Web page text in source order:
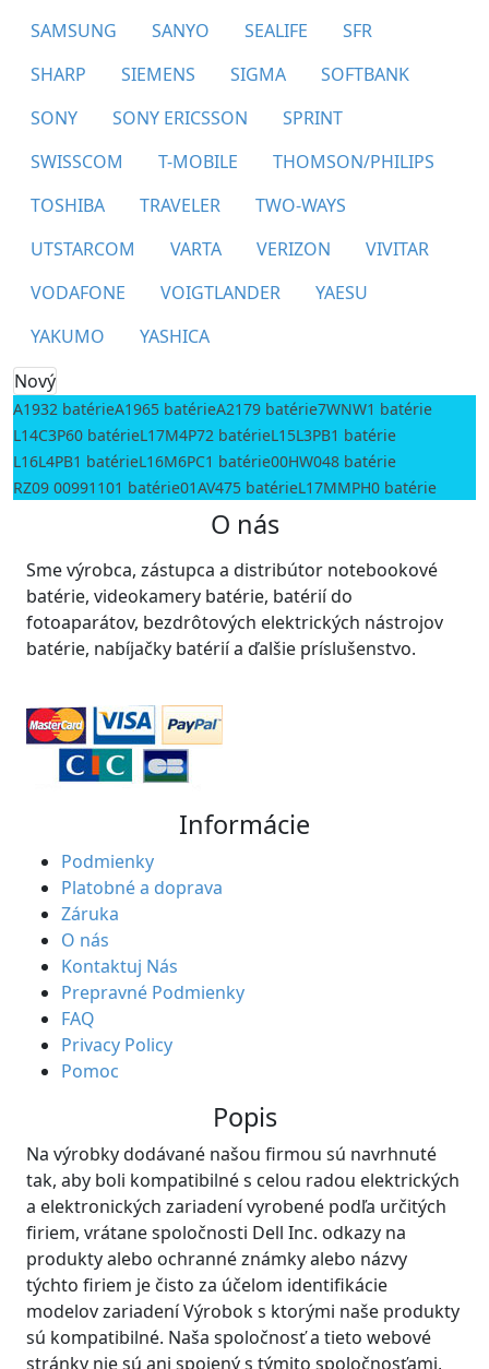
SAMSUNG
SANYO SEALIFE
SFR
SHARP
SIEMENS SIGMA
SOFTBANK
SONY
SONY ERICSSON
SPRINT
SWISSCOM
T-MOBILE
THOMSON/PHILIPS
TOSHIBA
TRAVELER
TWO-WAYS
UTSTARCOM
VARTA VERIZON
VIVITAR
VODAFONE
VOIGTLANDER
YAESU
YAKUMO
YASHICA
Nový
A1932 batérieA1965 batérieA2179 batérie7WNW1 batérie
L14C3P60 batérieL17M4P72 batérieL15L3PB1 batérie
L16L4PB1 batérieL16M6PC1 batérie00HW048 batérie
RZ09 00991101 batérie01AV475 batérieL17MMPH0 batérie
O nás
Sme výrobca, zástupca a distribútor notebookové
batérie, videokamery batérie, batérií do
fotoaparátov, bezdrôtových elektrických nástrojov
batérie, nabíjačky batérií a ďalšie príslušenstvo.
Informácie
Podmienky
Platobné a doprava
Záruka
O nás
Kontaktuj Nás
Prepravné Podmienky
FAQ
Privacy Policy
Pomoc
Popis
Na výrobky dodávané našou firmou sú navrhnuté
tak, aby boli kompatibilné s celou radou elektrických
a elektronických zariadení vyrobené podľa určitých
firiem, vrátane spoločnosti Dell Inc. odkazy na
produkty alebo ochranné známky alebo názvy
týchto firiem je čisto za účelom identifikácie
modelov zariadení Výrobok s ktorými naše produkty
sú kompatibilné. Naša spoločnosť a tieto webové
stránky nie sú ani spojený s týmito spoločnosťami,